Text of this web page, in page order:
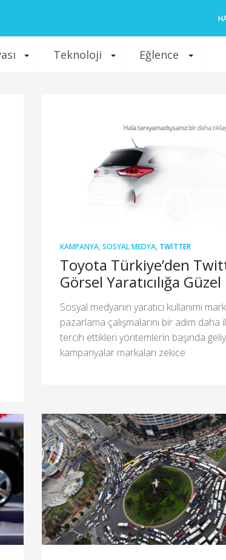
Teknoloji Eğlence
KAMPANYA,SOSYAL MEDYA, TWITTER
Toyota Türkiye’den
Görsel Yaratıcılığa
Sosyal medyanın yaratıcı kullanımı
pazarlama çalışmalarını bir adım daha
tercih ettikleri yöntemlerin başında
kampanyalar markaları zekice